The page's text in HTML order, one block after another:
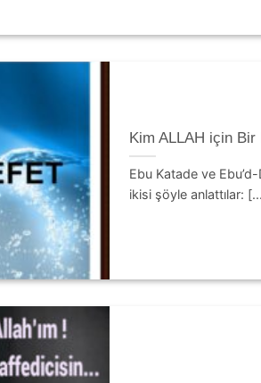
Kim ALLAH için Bir
Ebu Katade ve
ikisi şöyle anlattılar: